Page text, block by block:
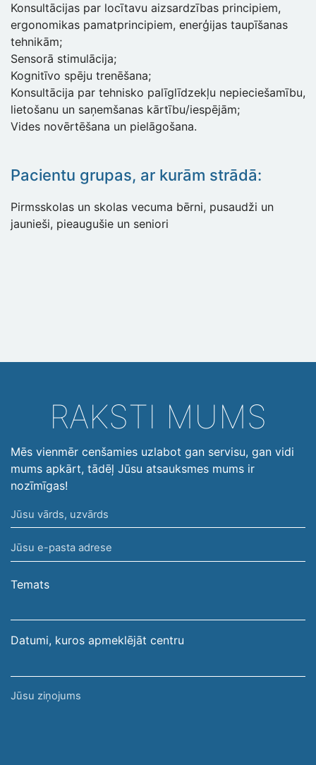
Konsultācijas par locītavu aizsardzības principiem,
ergonomikas pamatprincipiem, enerģijas taupīšanas
tehnikām;
Sensorā stimulācija;
Kognitīvo spēju trenēšana;
Konsultācija par tehnisko palīglīdzekļu nepieciešamību,
lietošanu un saņemšanas kārtību/iespējām;
Vides novērtēšana un pielāgošana.
Pacientu grupas, ar kurām strādā:
Pirmsskolas un skolas vecuma bērni, pusaudži un
jaunieši, pieaugušie un seniori
RAKSTI MUMS
Mēs vienmēr cenšamies uzlabot gan servisu, gan vidi
mums apkārt, tādēļ Jūsu atsauksmes mums ir
nozīmīgas!
Jūsu
vārds,
uzvārds
Jūsu
e-
pasta
Temats
Datumi, kuros apmeklējāt centru
Jūsu